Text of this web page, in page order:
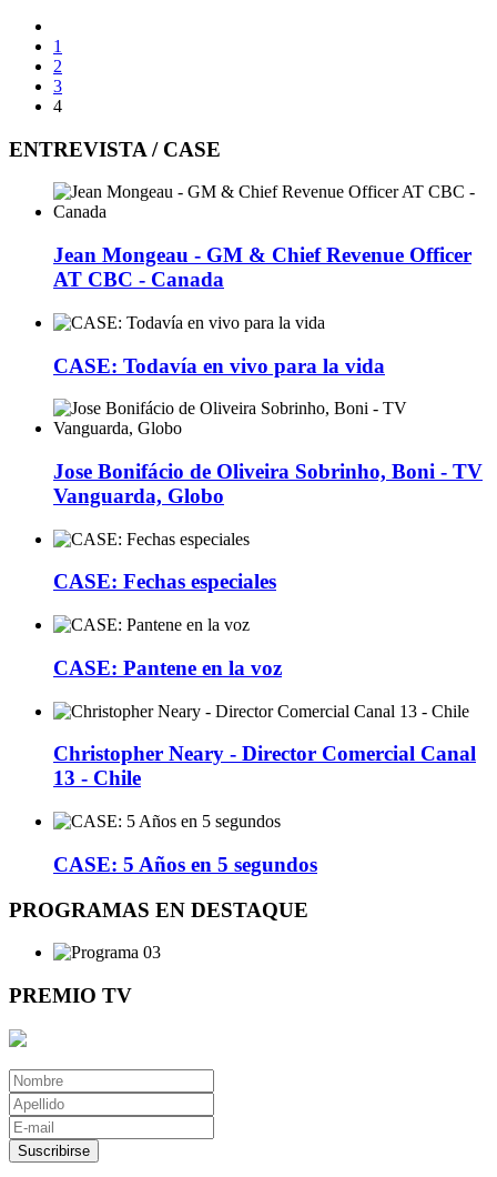
1
2
3
4
ENTREVISTA / CASE
Jean Mongeau - GM & Chief Revenue Officer
AT CBC - Canada
CASE: Todavía en vivo para la vida
Jose Bonifácio de Oliveira Sobrinho, Boni - TV
Vanguarda, Globo
CASE: Fechas especiales
CASE: Pantene en la voz
Christopher Neary - Director Comercial Canal
13 - Chile
CASE: 5 Años en 5 segundos
PROGRAMAS EN DESTAQUE
PREMIO TV
Suscribirse